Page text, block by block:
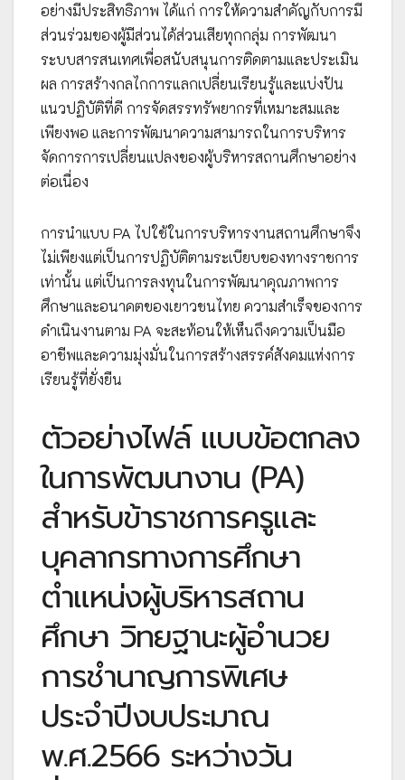
อย่างมีประสิทธิภาพ ได้แก่ การให้ความสำคัญกับการมี
ส่วนร่วมของผู้มีส่วนได้ส่วนเสียทุกกลุ่ม การพัฒนา
ระบบสารสนเทศเพื่อสนับสนุนการติดตามและประเมิน
ผล การสร้างกลไกการแลกเปลี่ยนเรียนรู้และแบ่งปัน
แนวปฏิบัติที่ดี การจัดสรรทรัพยากรที่เหมาะสมและ
เพียงพอ และการพัฒนาความสามารถในการบริหาร
จัดการการเปลี่ยนแปลงของผู้บริหารสถานศึกษาอย่าง
ต่อเนื่อง
การนำแบบ PA ไปใช้ในการบริหารงานสถานศึกษาจึง
ไม่เพียงแต่เป็นการปฏิบัติตามระเบียบของทางราชการ
เท่านั้น แต่เป็นการลงทุนในการพัฒนาคุณภาพการ
ศึกษาและอนาคตของเยาวชนไทย ความสำเร็จของการ
ดำเนินงานตาม PA จะสะท้อนให้เห็นถึงความเป็นมือ
อาชีพและความมุ่งมั่นในการสร้างสรรค์สังคมแห่งการ
เรียนรู้ที่ยั่งยืน
ตัวอย่างไฟล์ แบบข้อตกลง
ในการพัฒนางาน (PA)
สำหรับข้าราชการครูและ
บุคลากรทางการศึกษา
ตำแหน่งผู้บริหารสถาน
ศึกษา วิทยฐานะผู้อำนวย
การชำนาญการพิเศษ
ประจำปีงบประมาณ
พ.ศ.2566 ระหว่างวัน